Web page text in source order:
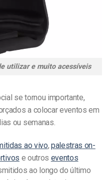
utilizar e muito acessíveis
se tornou importante,
a colocar eventos em
ou semanas.
ao vivo, palestras on-
e outros eventos
ao longo do último